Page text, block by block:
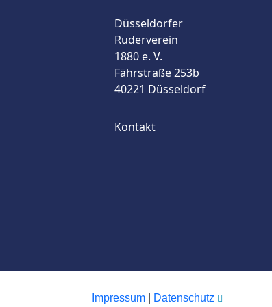
Düsseldorfer
Ruderverein
1880 e. V.
Fährstraße 253b
40221 Düsseldorf
Kontakt
Impressum Datenschutz